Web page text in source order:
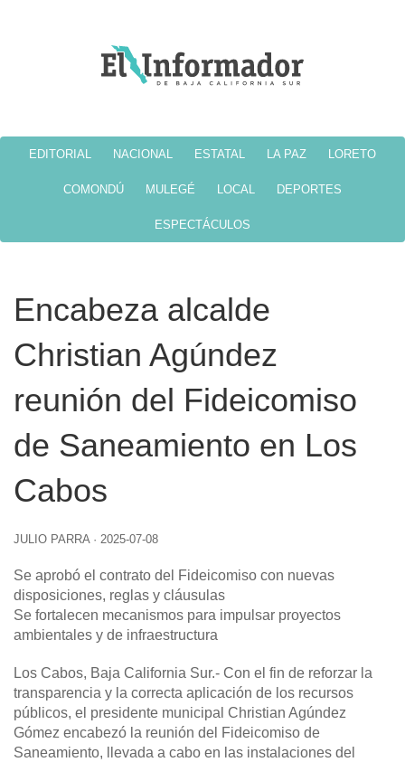
EDITORIAL NACIONAL ESTATAL LA PAZ LORETO
COMONDÚ MULEGÉ LOCAL DEPORTES
ESPECTÁCULOS
Encabeza alcalde
Christian Agúndez
reunión del Fideicomiso
de Saneamiento en Los
Cabos
JULIO PARRA · 2025-07-08
Se aprobó el contrato del Fideicomiso con nuevas
disposiciones, reglas y cláusulas
Se fortalecen mecanismos para impulsar proyectos
ambientales y de infraestructura
Los Cabos, Baja California Sur.- Con el fin de reforzar la
transparencia y la correcta aplicación de los recursos
públicos, el presidente municipal Christian Agúndez
Gómez encabezó la reunión del Fideicomiso de
Saneamiento, llevada a cabo en las instalaciones del